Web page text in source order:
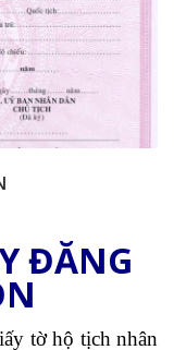
ĐĂNG
tờ hộ tịch nhân